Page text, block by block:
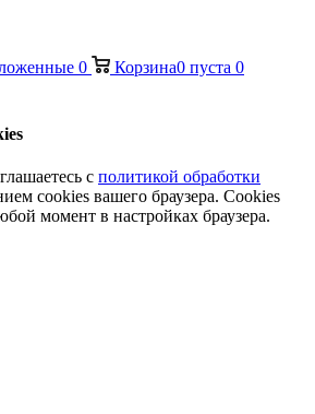
0 Корзина0 пуста 0
с политикой обработки
cookies вашего браузера. Cookies
момент в настройках браузера.